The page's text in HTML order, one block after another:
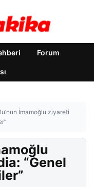
Forum
İmamoğlu ziyareti
“Genel